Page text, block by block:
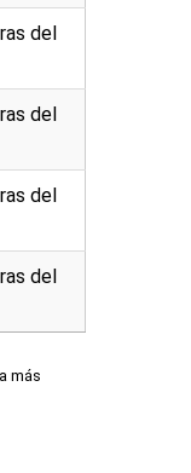
del
del
del
del
más